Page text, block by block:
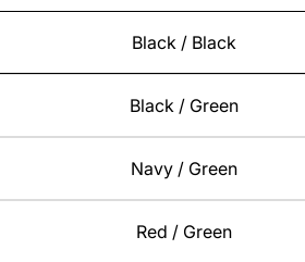
Black / Black
Black / Green
Navy / Green
Red / Green